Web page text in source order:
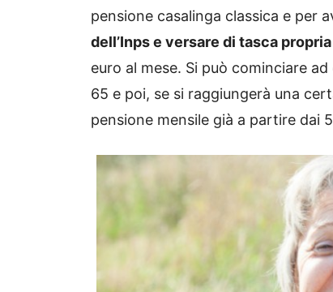
pensione casalinga classica e per
dell’Inps e versare di tasca
euro al mese. Si può cominciare
65 e poi, se si raggiungerà una
pensione mensile già a partire dai